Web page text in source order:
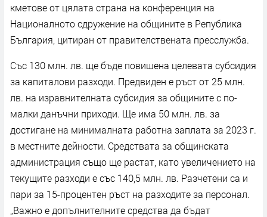
кметове от цялата страна на конференция на
Националното сдружение на общините в Република
България, цитиран от правителствената пресслужба.
Със 130 млн. лв. ще бъде повишена целевата субсидия
за капиталови разходи. Предвиден е ръст от 25 млн.
лв. на изравнителната субсидия за общините с по-
малки данъчни приходи. Ще има 50 млн. лв. за
достигане на минималната работна заплата за 2023 г.
в местните дейности. Средствата за общинската
администрация също ще растат, като увеличението на
текущите разходи е със 140,5 млн. лв. Разчетени са и
пари за 15-процентен ръст на разходите за персонал.
„Важно е допълнителните средства да бъдат